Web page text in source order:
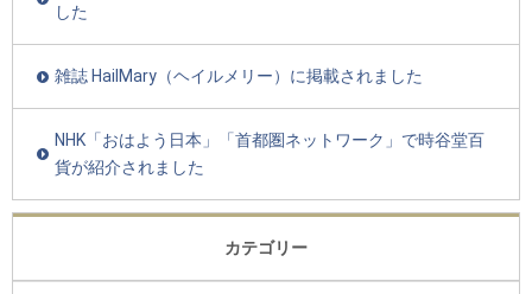
した
雑誌 HailMary（ヘイルメリー）に掲載されました
NHK「おはよう日本」「首都圏ネットワーク」で時谷堂百
貨が紹介されました
カテゴリー